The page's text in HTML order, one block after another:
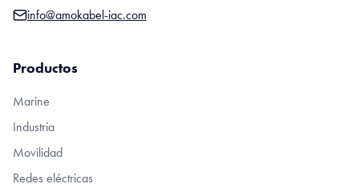
info@amokabel-iac.com
Productos
Marine
Industria
Movilidad
Redes eléctricas